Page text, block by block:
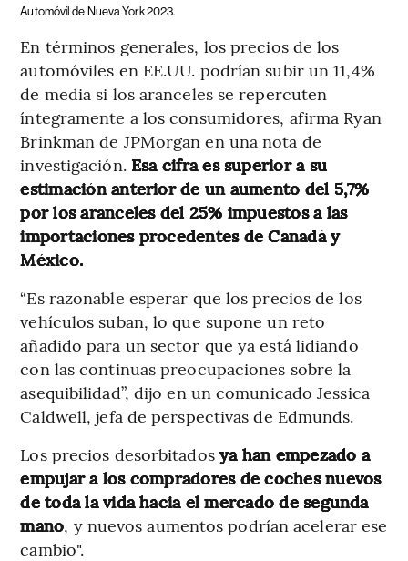
Automóvil de Nueva York 2023.
En términos generales, los precios de los
automóviles en EE.UU. podrían subir un 11,4%
de media si los aranceles se repercuten
íntegramente a los consumidores, afirma Ryan
Brinkman de JPMorgan en una nota de
investigación. Esa cifra es superior a su
estimación anterior de un aumento del 5,7%
por los aranceles del 25% impuestos a las
importaciones procedentes de Canadá y
México.
“Es razonable esperar que los precios de los
vehículos suban, lo que supone un reto
añadido para un sector que ya está lidiando
con las continuas preocupaciones sobre la
asequibilidad”, dijo en un comunicado Jessica
Caldwell, jefa de perspectivas de Edmunds.
Los precios desorbitados ya han empezado a
empujar a los compradores de coches nuevos
de toda la vida hacia el mercado de segunda
mano, y nuevos aumentos podrían acelerar ese
cambio".